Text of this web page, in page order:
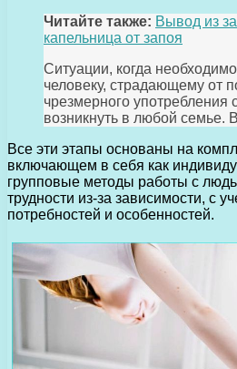
Читайте также: Вывод из
капельница от запоя
Ситуации, когда
человеку, страдающему от
чрезмерного употребления
возникнуть в любой семье.
Все эти этапы основаны на
включающем в себя как
групповые методы работы с
трудности из-за зависимости, с
потребностей и особенностей.